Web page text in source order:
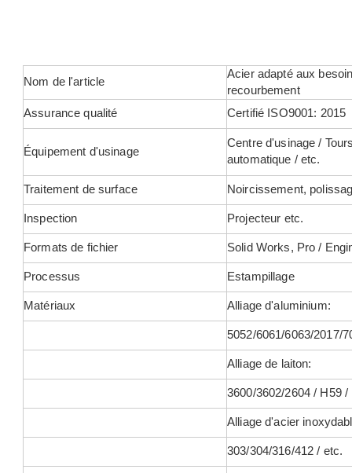
Nom de l'article
Acier adapté aux
recourbement
Assurance qualité
Certifié ISO9001: 2015
Équipement d'usinage
Centre d'usinage /
automatique / etc.
Traitement de surface Noircissement,
Inspection Projecteur etc.
Formats de fichier Solid Works, Pro /
Processus Estampillage
Matériaux Alliage d'aluminium:
5052/6061/6063/2017/
Alliage de laiton:
3600/3602/2604 / H59 /
Alliage d'acier
303/304/316/412 / etc.